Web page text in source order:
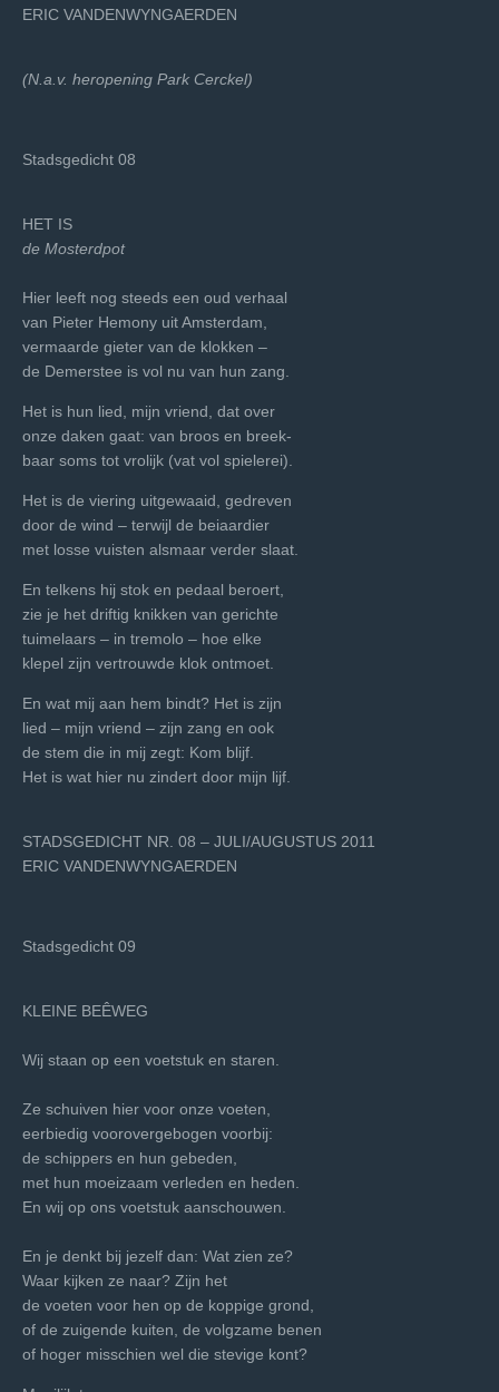
ERIC VANDENWYNGAERDEN
(N.a.v. heropening Park Cerckel)
Stadsgedicht 08
HET IS
de Mosterdpot
Hier leeft nog steeds een oud verhaal
van Pieter Hemony uit Amsterdam,
vermaarde gieter van de klokken –
de Demerstee is vol nu van hun zang.
Het is hun lied, mijn vriend, dat over
onze daken gaat: van broos en breek-
baar soms tot vrolijk (vat vol spielerei).
Het is de viering uitgewaaid, gedreven
door de wind – terwijl de beiaardier
met losse vuisten alsmaar verder slaat.
En telkens hij stok en pedaal beroert,
zie je het driftig knikken van gerichte
tuimelaars – in tremolo ­– hoe elke
klepel zijn vertrouwde klok ontmoet.
En wat mij aan hem bindt? Het is zijn
lied – mijn vriend – zijn zang en ook
de stem die in mij zegt: Kom blijf.
Het is wat hier nu zindert door mijn lijf.
STADSGEDICHT NR. 08 – JULI/AUGUSTUS 2011
ERIC VANDENWYNGAERDEN
Stadsgedicht 09
KLEINE BEÊWEG
Wij staan op een voetstuk en staren.
Ze schuiven hier voor onze voeten,
eerbiedig voorovergebogen voorbij:
de schippers en hun gebeden,
met hun moeizaam verleden en heden.
En wij op ons voetstuk aanschouwen.
En je denkt bij jezelf dan: Wat zien ze?
Waar kijken ze naar? Zijn het
de voeten voor hen op de koppige grond,
of de zuigende kuiten, de volgzame benen
of hoger misschien wel die stevige kont?